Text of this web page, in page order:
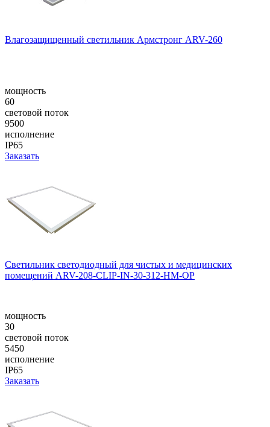
Влагозащищенный светильник Армстронг ARV-260
мощность
60
световой поток
9500
исполнение
IP65
Заказать
Светильник светодиодный для чистых и медицинских
помещений ARV-208-CLIP-IN-30-312-НM-OP
мощность
30
световой поток
5450
исполнение
IP65
Заказать